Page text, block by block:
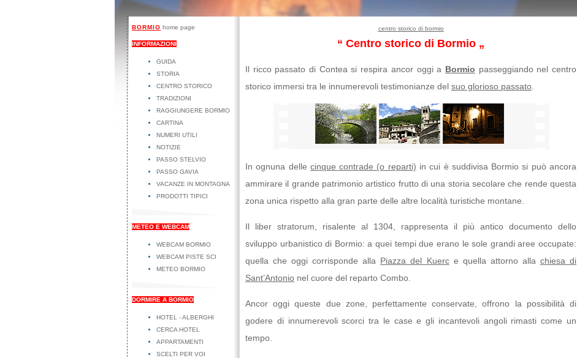
centro storico di bormio
“ Centro storico di Bormio „
Il ricco passato di Contea si respira ancor oggi a Bormio passeggiando nel centro
storico immersi tra le innumerevoli testimonianze del suo glorioso passato
In ognuna delle cinque contrade (o reparti) in cui è suddivisa Bormio si può ancora
ammirare il grande patrimonio artistico frutto di una storia secolare che rende questa
zona unica rispetto alla gran parte delle altre località turistiche montane.
Il liber stratorum, risalente al 1304, rappresenta il più antico documento dello
sviluppo urbanistico di Bormio: a quei tempi due erano le sole grandi aree occupate:
quella che oggi corrisponde alla Piazza del Kuerce quella attorno alla chiesa di
Sant’Antonio nel cuore del reparto Combo.
Ancor oggi queste due zone, perfettamente conservate, offrono la possibilità di
godere di innumerevoli scorci tra le case e gli incantevoli angoli rimasti come un
tempo.
BORMIO home page
INFORMAZIONI
GUIDA
STORIA
CENTRO STORICO
TRADIZIONI
RAGGIUNGERE BORMIO
CARTINA
NUMERI UTILI
NOTIZIE
PASSO STELVIO
PASSO GAVIA
VACANZE IN MONTAGNA
PRODOTTI TIPICI
METEO E WEBCAM
WEBCAM BORMIO
WEBCAM PISTE SCI
METEO BORMIO
DORMIRE A BORMIO
HOTEL - ALBERGHI
CERCA HOTEL
APPARTAMENTI
SCELTI PER VOI